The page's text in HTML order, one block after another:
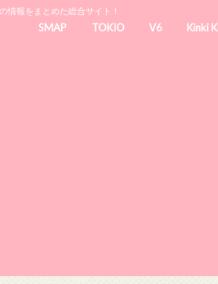
情報をまとめた総合サイト！
SMAP TOKIO V6 Kinki